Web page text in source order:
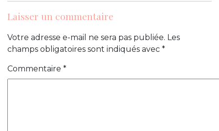
Laisser un commentaire
Votre adresse e-mail ne sera pas publiée. Les
champs obligatoires sont indiqués avec *
Commentaire *